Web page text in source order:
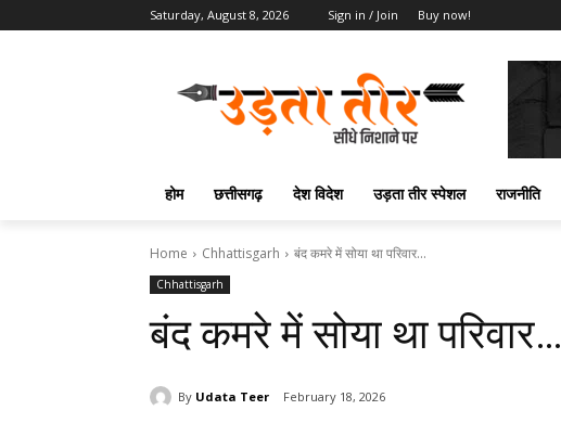
Saturday, August 8, 2026 Sign in / Join Buy now!
होम छत्तीसगढ़ देश विदेश उड़ता तीर स्पेशल राजनीति
Home Chhattisgarh बंद कमरे में सोया था परिवार...
Chhattisgarh
बंद कमरे में सोया था परिवार…
By Udata Teer February 18, 2026